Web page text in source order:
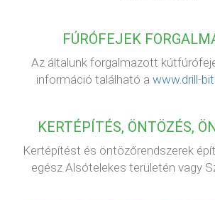
FÚRÓFEJEK
Az általunk forgalmazott
információ található a www.drill-
KERTÉPÍTÉS, ÖNTÖZÉS,
Kertépítést és öntözőrendszerek
egész Alsótelekes területén vagy